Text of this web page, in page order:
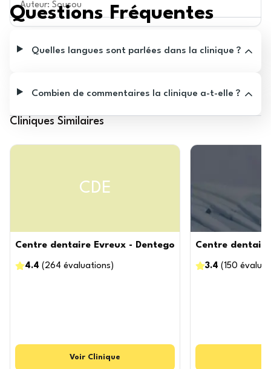
Auteur: Sousou
Questions Fréquentes
Quelles langues sont parlées dans la clinique ?
Combien de commentaires la clinique a-t-elle ?
Cliniques Similaires
CDE
Centre dentaire Evreux - Dentego
4.4 ( 264 évaluations )
Voir Clinique
Centre
3.4 (150